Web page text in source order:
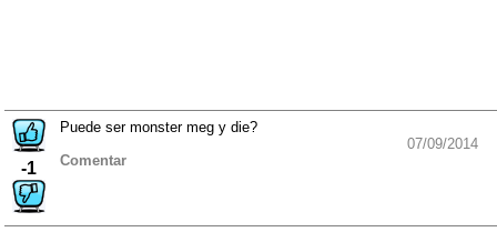
-1
Puede ser monster meg y die?
07/09/2014
Comentar